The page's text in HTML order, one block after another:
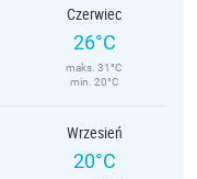
Czerwiec
26°C
maks. 31°C
min. 20°C
Wrzesień
20°C